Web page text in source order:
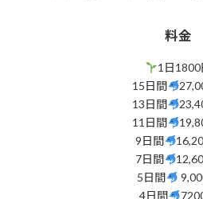
料金
1日1800
15日間
13日間
11日間
9日間
7日間
5日間
4日間